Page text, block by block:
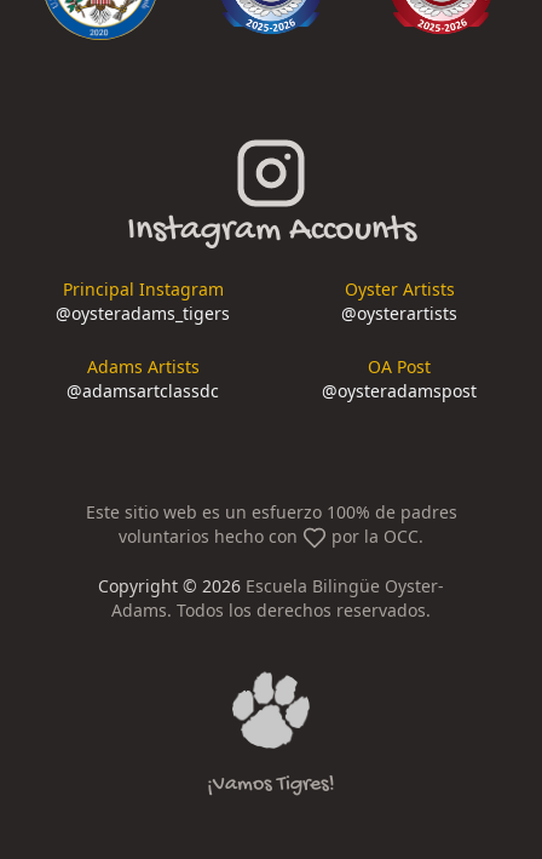
Instagram Accounts
Principal Instagram
@oysteradams_tigers
Oyster Artists
@oysterartists
Adams Artists
@adamsartclassdc
OA Post
@oysteradamspost
Este sitio web es un esfuerzo 100% de padres
voluntarios hecho con
por la OCC.
Copyright © 2026 Escuela Bilingüe Oyster-
Adams. Todos los derechos reservados.
¡Vamos Tigres!